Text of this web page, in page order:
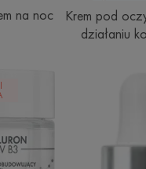
na noc
Krem pod
działaniu